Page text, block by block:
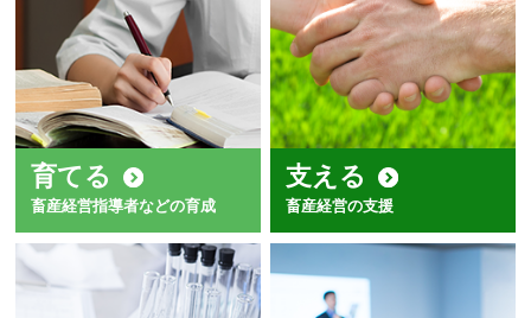
育てる
畜産経営指導者などの育成
支える
畜産経営の支援